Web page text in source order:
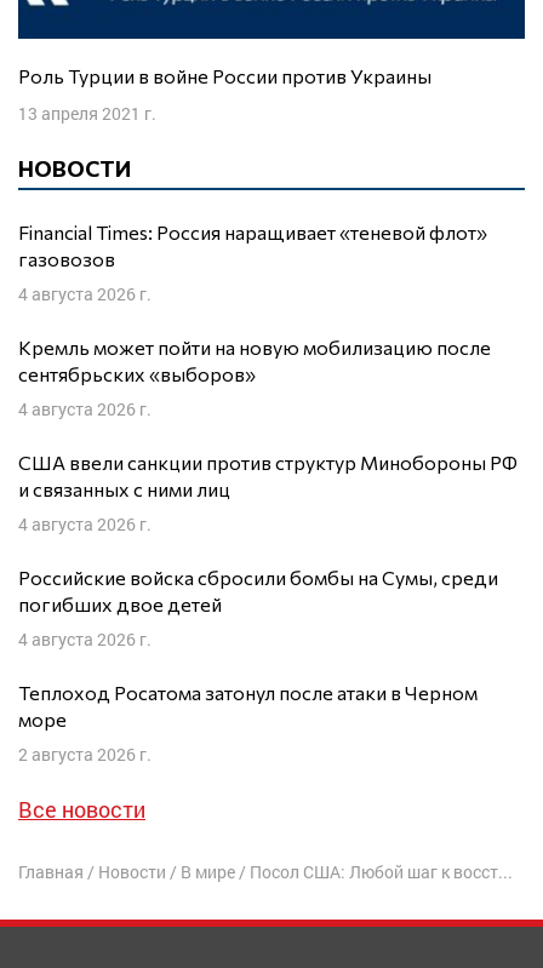
Роль Турции в войне России против Украины
13 апреля 2021 г.
НОВОСТИ
Financial Times: Россия наращивает «теневой флот»
газовозов
4 августа 2026 г.
Кремль может пойти на новую мобилизацию после
сентябрьских «выборов»
4 августа 2026 г.
США ввели санкции против структур Минобороны РФ
и связанных с ними лиц
4 августа 2026 г.
Российские войска сбросили бомбы на Сумы, среди
погибших двое детей
4 августа 2026 г.
Теплоход Росатома затонул после атаки в Черном
море
2 августа 2026 г.
Все новости
Главная / Новости / В мире/ Посол США: Любой шаг к восстановлению отношений с РФ будет проверяться Украиной